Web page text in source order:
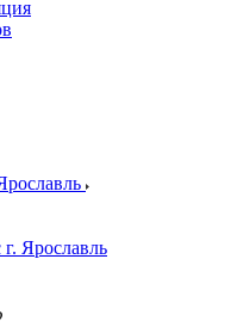
Ярославль